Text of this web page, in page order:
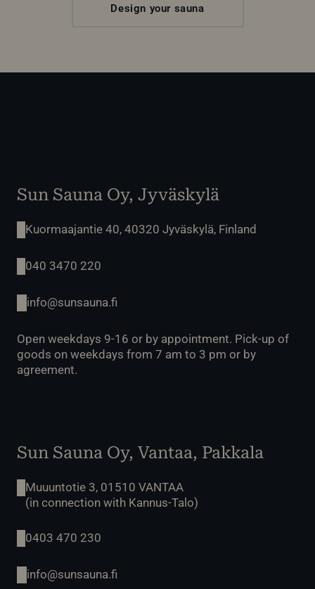
Design your sauna
Sun Sauna Oy, Jyväskylä
Kuormaajantie 40, 40320 Jyväskylä, Finland
040 3470 220
info@sunsauna.fi
Open weekdays 9-16 or by appointment. Pick-up of
goods on weekdays from 7 am to 3 pm or by
agreement.
Sun Sauna Oy, Vantaa, Pakkala
Muuuntotie 3, 01510 VANTAA
(in connection with Kannus-Talo)
0403 470 230
info@sunsauna.fi